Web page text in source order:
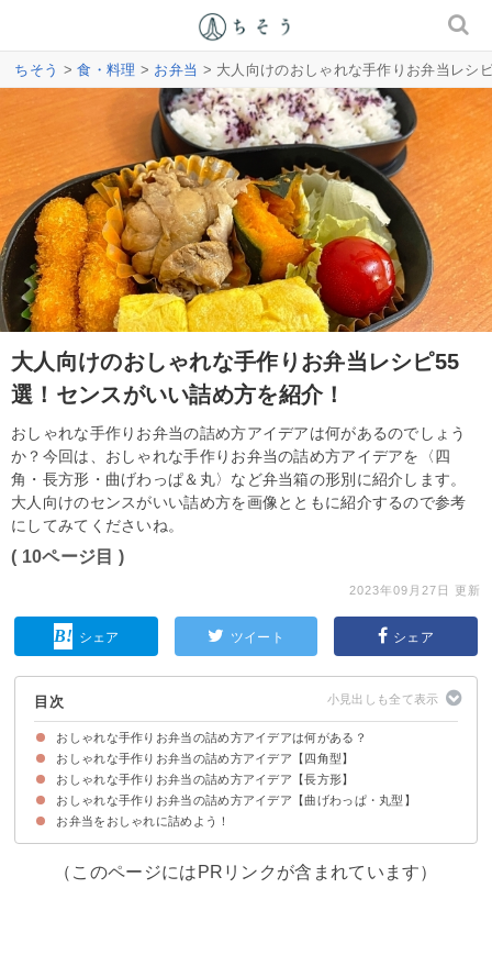
ちそう >食・料理 > お弁当 > 大人向けのおしゃれな手作りお弁当レシ
大人向けのおしゃれな手作りお弁当レシピ55
選！センスがいい詰め方を紹介！
おしゃれな手作りお弁当の詰め方アイデアは何があるのでしょう
か？今回は、おしゃれな手作りお弁当の詰め方アイデアを〈四
角・長方形・曲げわっぱ＆丸〉など弁当箱の形別に紹介します。
大人向けのセンスがいい詰め方を画像とともに紹介するので参考
にしてみてくださいね。
( 10ページ目 )
2023年09月27日 更新
シェア ツイート シェア
目次
おしゃれな手作りお弁当の詰め方アイデアは何がある？
お弁当をおしゃれに見せる詰め方のコツ
おしゃれな手作りお弁当の詰め方アイデア【四角型】
①彩り豊かなおにぎらず弁当
②ポケットサンド弁当
③栄養満点の隠れのり弁当
④彩り鮮やかなちらし寿司弁当
⑤おしゃれな松花堂風弁当
⑥カフェ風ヘルシーサンドイッチ弁当
⑦おしゃれなおにぎらず弁当
⑧野菜たっぷりサンドイッチ弁当
おしゃれな手作りお弁当の詰め方アイデア【長方形】
①折りたたみ型おにぎらず弁当
②おにぎり2種弁当
③素敵なモザイク詰め弁当
④おかず要らずのタコスミートそぼろ弁当
⑤秋におすすめの手作り弁当
⑥おすすめレシピのカレー風味つくね弁当
⑦おかずたっぷり彩り弁当
⑧インスタ映えする華やか弁当
⑨心躍る彩り弁当
⑩栄養満点の海苔巻き和食弁当
⑪たっぷりおかずのお弁当
⑫おしゃれな唐揚げ弁当
⑬彩り豊かな牛丼弁当
⑭センスがいい大人のチキンライス弁当
⑮おしゃれな水玉オムライス弁当
⑯素敵なオープン稲荷ずし
⑰サラダ巻き弁当
⑱おかずたっぷり手作り弁当
⑲大人の唐揚げ弁当
⑳栄養満点の手作り弁当
㉑海苔巻き弁当
㉒大人の和食弁当
㉓フランスパンのサンドイッチ
㉔具沢山サンドイッチ弁当
㉕ロールパンサンド弁当
㉖4種のおにぎり弁当
おしゃれな手作りお弁当の詰め方アイデア【曲げわっぱ・丸型】
①おしゃれな和食弁当
②華やかおにぎり弁当
③彩り弁当
④炊き込みご飯弁当
⑤素敵な青椒肉絲のお弁当
⑥彩り肉巻き弁当
⑦見た目がいい三色弁当
⑧センスがいいキーマ弁当
⑨おしゃれ焼き鳥丼
⑩華やかヒレカツ弁当
⑪彩り鮭弁当
⑫カレーピラフ弁当
⑬野菜たっぷり弁当
⑭トンカツ弁当
⑮ハム巻きおにぎり弁当
⑯華やか鮭弁当
⑰オムライス弁当
⑱鮮やかそぼろ弁当
⑲照り焼きチキン弁当
⑳三色おにぎり弁当
㉑おかずたっぷりヘルシー弁当
お弁当をおしゃれに詰めよう！
（このページにはPRリンクが含まれています）